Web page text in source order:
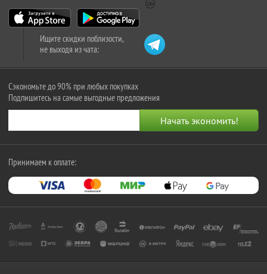
Ищите скидки поблизости,
не выходя из чата:
Сэкономьте до 90% при любых покупках
Подпишитесь на самые выгодные предложения
Принимаем к оплате: